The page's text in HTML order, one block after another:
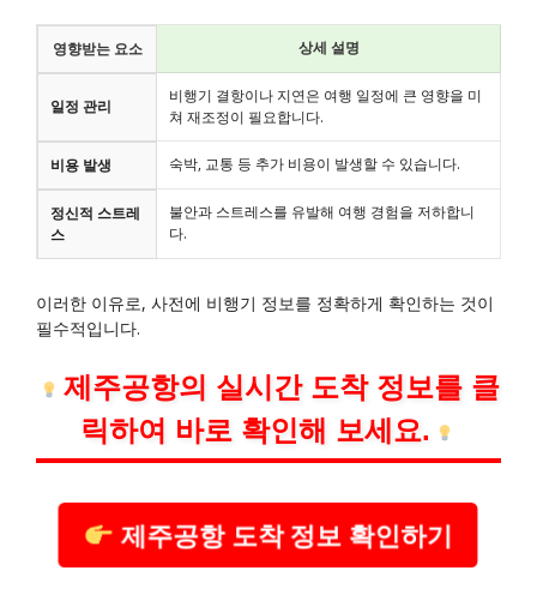
영향받는 요소 상세 설명
일정 관리
비행기 결항이나 지연은 여행 일정에 큰 영향을 미
쳐 재조정이 필요합니다.
비용 발생 숙박, 교통 등 추가 비용이 발생할 수 있습니다.
정신적 스트레
스
불안과 스트레스를 유발해 여행 경험을 저하합니
다.
이러한 이유로, 사전에 비행기 정보를 정확하게 확인하는 것이
필수적입니다.
제주공항의 실시간 도착 정보를 클
릭하여 바로 확인해 보세요.
제주공항 도착 정보 확인하기